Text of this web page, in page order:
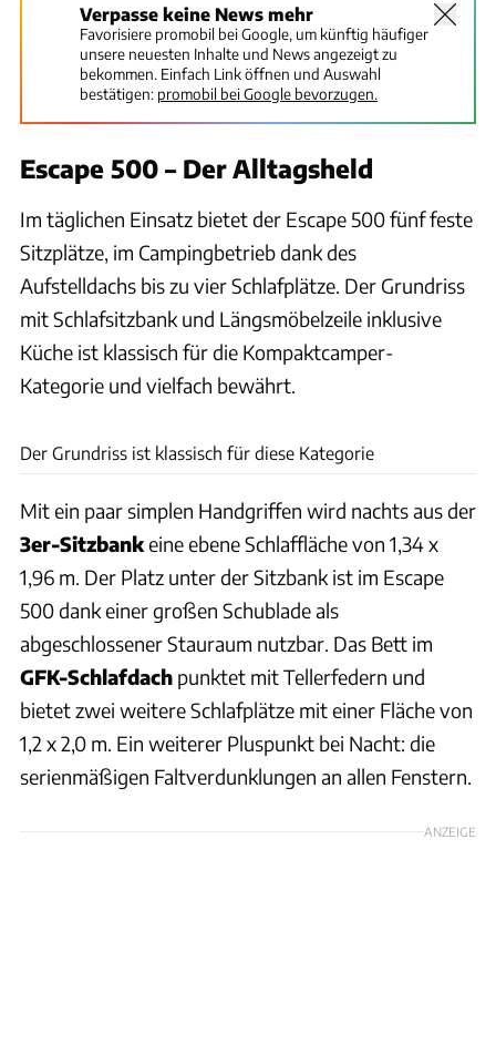
Verpasse keine News mehr
Favorisiere promobil bei Google, um künftig häufiger
unsere neuesten Inhalte und News angezeigt zu
bekommen. Einfach Link öffnen und Auswahl
bestätigen: promobil bei Google bevorzugen.
Escape 500 – Der Alltagsheld
Im täglichen Einsatz bietet der Escape 500 fünf feste
Sitzplätze, im Campingbetrieb dank des
Aufstelldachs bis zu vier Schlafplätze. Der Grundriss
mit Schlafsitzbank und Längsmöbelzeile inklusive
Küche ist klassisch für die Kompaktcamper-
Kategorie und vielfach bewährt.
Der Grundriss ist klassisch für diese Kategorie
Mit ein paar simplen Handgriffen wird nachts aus der
3er-Sitzbankeine ebene Schlaffläche von 1,34 x
1,96 m. Der Platz unter der Sitzbank ist im Escape
500 dank einer großen Schublade als
abgeschlossener Stauraum nutzbar. Das Bett im
GFK-Schlafdach punktet mit Tellerfedern und
bietet zwei weitere Schlafplätze mit einer Fläche von
1,2 x 2,0 m. Ein weiterer Pluspunkt bei Nacht: die
serienmäßigen Faltverdunklungen an allen Fenstern.
ANZEIGE